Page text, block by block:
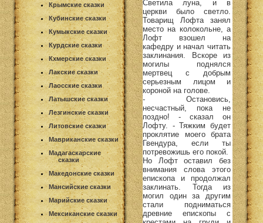
Крымские сказки
Кубинские сказки
Кумыкские сказки
Курдские сказки
Кхмерские сказки
Лакские сказки
Лаосские сказки
Латышские сказки
Лезгинские сказки
Литовские сказки
Мавриканские сказки
Мадагаскарские
сказки
Македонские сказки
Мансийские сказки
Марийские сказки
Мексиканские сказки
Светила луна, и в
церкви было светло.
Товарищ Лофта занял
место на колокольне, а
Лофт взошел на
кафедру и начал читать
заклинания. Вскоре из
могилы поднялся
мертвец с добрым
серьезным лицом и
короной на голове.
- Остановись,
несчастный, пока не
поздно! - сказал он
Лофту. - Тяжким будет
проклятие моего брата
Гвендура, если ты
потревожишь его покой.
Но Лофт оставил без
внимания слова этого
епископа и продолжал
заклинать. Тогда из
могил один за другим
стали подниматься
древние епископы с